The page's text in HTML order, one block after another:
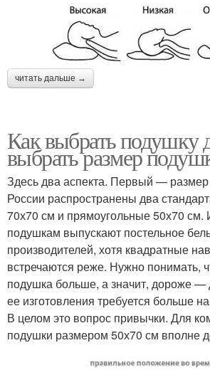
читать дальше →
Как выбрать подушку
выбрать размер
Здесь два аспекта. Первый —
России распространены два
70х70 см и прямоугольные 50х70 см.
подушкам выпускают постельное
производителей, хотя квадратные
встречаются реже. Нужно понимать,
подушка больше, а значит, дороже —
ее изготовления требуется больше
В целом это вопрос привычки. Для
подушки размером 50х70 см вполне